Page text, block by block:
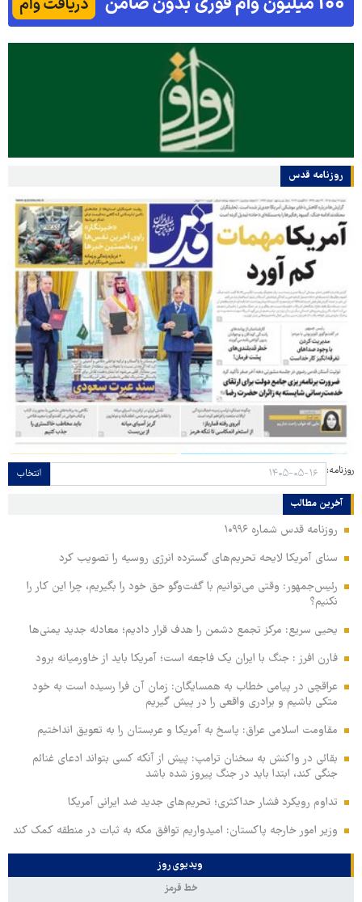
روزنامه قدس
روزنامه: انتخاب
آخرین مطالب
روزنامه قدس شماره ۱۰۹۹۶
سنای آمریکا لایحه تحریم‌های گسترده انرژی روسیه را تصویب کرد
رئیس‌جمهور: وقتی می‌توانیم با گفت‌وگو حق خود را بگیریم، چرا این کار را
نکنیم؟
یحیی سریع: مرکز تجمع دشمن را هدف قرار دادیم؛ معادله جدید یمنی‌ها
فارن افرز : جنگ با ایران یک فاجعه است؛ آمریکا باید از خاورمیانه برود
عراقچی در پیامی خطاب به همسایگان: زمان آن فرا رسیده است به خود
متکی باشیم و برادری واقعی را در پیش گیریم
مقاومت اسلامی عراق: پاسخ به آمریکا و عربستان را به تعویق انداختیم
بقائی در واکنش به سخنان ترامپ: پیش از آنکه کسی بتواند ادعای غنائم
جنگی کند، ابتدا باید در جنگ پیروز شده باشد
تداوم رویکرد فشار حداکثری؛ تحریم‌های جدید ضد ایرانی آمریکا
وزیر امور خارجه پاکستان: امیدواریم توافق مکه به ثبات در منطقه کمک کند
ویدیوی روز
خط قرمز